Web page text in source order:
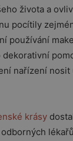
života a
pocítily
používání
nařízení
krásy